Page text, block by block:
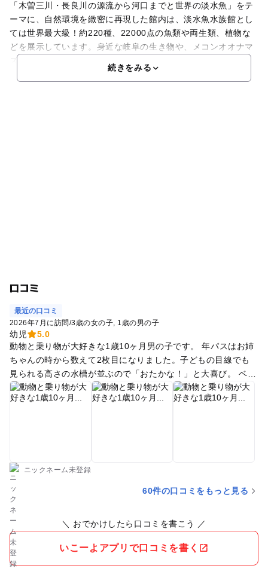
「木曽三川・長良川の源流から河口までと世界の淡水魚」をテ
ーマに、自然環境を緻密に再現した館内は、淡水魚水族館とし
ては世界最大級！約220種、22000点の魚類や両生類、植物な
どを展示しています。身近な岐阜の生き物や、メコンオオナマ
続きをみる
口コミ
最近の口コミ
2026年7月に訪問/3歳の女の子 1歳の男の子
幼児
5.0
動物と乗り物が大好きな1歳10ヶ月男の子です。 年パスはお姉
ちゃんの時から数えて2枚目になりました。子どもの目線でも
見られる高さの水槽が並ぶので「おたかな！」と大喜び。 ベビ
ーカーに乗りながらでも見られます☺️ 何度も何度も通ううちに
親の方も淡水魚の名前を覚えてきて、詳しくなっていきます笑
ニックネーム未登録
60件の口コミをもっと見る
＼ おでかけしたら口コミを書こう ／
いこーよアプリで口コミを書く